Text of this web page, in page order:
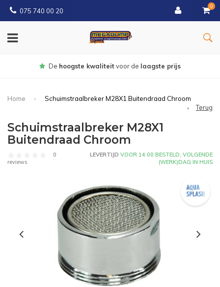
075 740 00 20
0
Gratisbezorgd vanaf € 150
Home
Schuimstraalbreker M28X1 Buitendraad Chroom
Terug
Schuimstraalbreker M28X1
Buitendraad Chroom
0
reviews
LEVERTIJD VOOR 14:00 BESTELD, VOLGENDE
(WERK)DAG IN HUIS